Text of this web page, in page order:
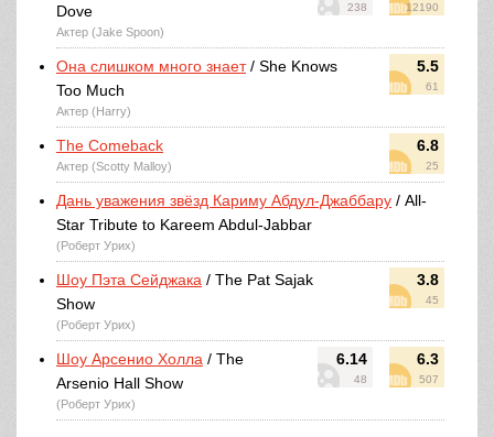
238 12190
Dove
Актер (Jake Spoon)
5.5
61
Она слишком много знает/ She Knows
Too Much
Актер (Harry)
6.8
25
The Comeback
Актер (Scotty Malloy)
Дань уважения звёзд Кариму Абдул-Джаббару / All-
Star Tribute to Kareem Abdul-Jabbar
(Роберт Урих)
3.8
45
Шоу Пэта Сейджака / The Pat Sajak
Show
(Роберт Урих)
6.14
48
6.3
507
Шоу Арсенио Холла / The
Arsenio Hall Show
(Роберт Урих)